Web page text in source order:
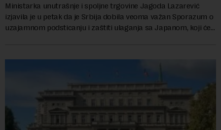
Ministarka unutrašnje i spoljne trgovine Jagoda Lazarević
izjavila je u petak da je Srbija dobila veoma važan Sporazum o
uzajamnom podsticanju i zaštiti ulaganja sa Japanom, koji će